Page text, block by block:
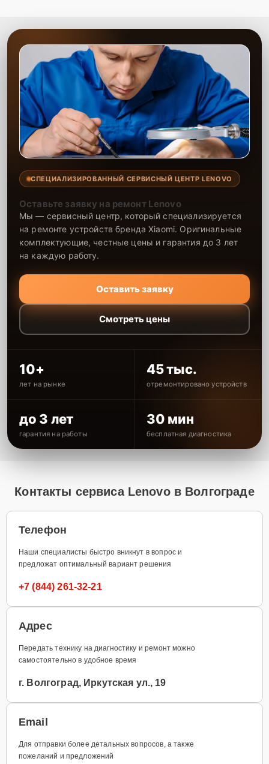
СПЕЦИАЛИЗИРОВАННЫЙ СЕРВИСНЫЙ ЦЕНТР LENOVO
Оставьте заявку на ремонт Lenovo
Мы — сервисный центр, который специализируется
на ремонте устройств бренда Xiaomi. Оригинальные
комплектующие, честные цены и гарантия до 3 лет
на каждую работу.
Оставить заявку
Смотреть цены
10+
лет на рынке
45 тыс.
отремонтировано устройств
до 3 лет
гарантия на работы
30 мин
бесплатная диагностика
Контакты сервиса Lenovo в Волгограде
Телефон
Наши специалисты быстро вникнут в вопрос и
предложат оптимальный вариант решения
+7 (844) 261-32-21
Адрес
Передать технику на диагностику и ремонт можно
самостоятельно в удобное время
г. Волгоград, Иркутская ул., 19
Email
Для отправки более детальных вопросов, а также
пожеланий и предложений